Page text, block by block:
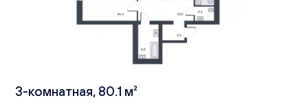
3-комнатная, 80.1 м²